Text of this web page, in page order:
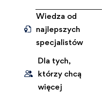
Wiedza od
najlepszych
specjalistów
Dla tych,
którzy chcą
więcej